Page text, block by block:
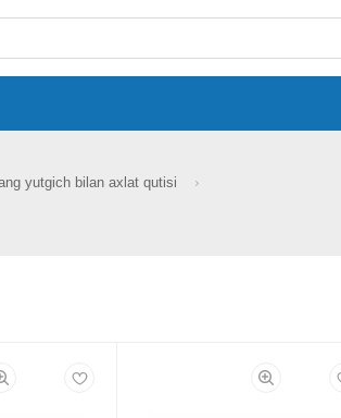
yutgich bilan axlat qutisi